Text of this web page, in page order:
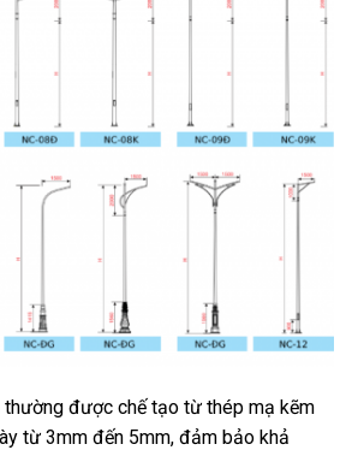
được chế tạo từ thép mạ kẽm
từ 3mm đến 5mm, đảm bảo khả